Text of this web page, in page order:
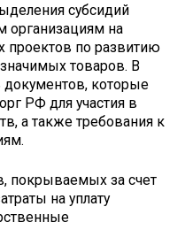
субсидий
организациям на
проектов по развитию
товаров. В
документов, которые
РФ для участия в
а также требования к
покрываемых за счет
на уплату